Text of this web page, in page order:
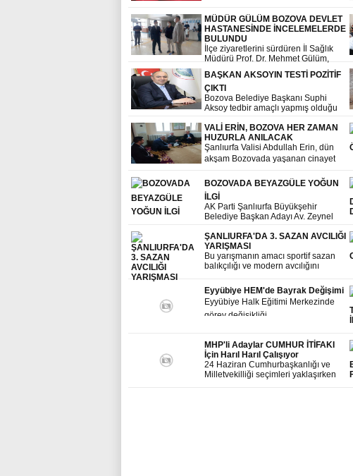
kavgaya dönüştü olayda 1 Kişi
Hayatını Kayıp etti. 1 Kişi ağır
yaralandı.
MÜDÜR GÜLÜM BOZOVA DEVLET
HASTANESİNDE İNCELEMELERDE
BULUNDU
İlçe ziyaretlerini sürdüren İl Sağlık
Müdürü Prof. Dr. Mehmet Gülüm,
Kamu Hastane Hizmeti Başkanı Dr.
Öğretim Üyesi Faruk Günak ile
birlikte Bozova Devlet Hastanesini
ziyaret etti.
BAŞKAN AKSOYIN TESTİ POZİTİF
ÇIKTI
Bozova Belediye Başkanı Suphi
Aksoy tedbir amaçlı yapmış olduğu
VALİ ERİN, BOZOVA HER ZAMAN
HUZURLA ANILACAK
Şanlıurfa Valisi Abdullah Erin, dün
akşam Bozovada yaşanan cinayet
incelemelerde bulundu
BOZOVADA BEYAZGÜLE YOĞUN
İLGİ
AK Parti Şanlıurfa Büyükşehir
Belediye Başkan Adayı Av. Zeynel
kapsamında Bozova ilçesine giderek
Çalışmalarını Sürdürdü
ŞANLIURFA'DA 3. SAZAN AVCILIĞI
YARIŞMASI
Bu yarışmanın amacı sportif sazan
balıkçılığı ve modern avcılığını
ruhunu geliştirmek, çevreye ve
yaban hayatına karşı sorumluluğunu
yaşatmaktır.
Eyyübiye HEM'de Bayrak Değişimi
Eyyübiye Halk Eğitimi Merkezinde
görev değişikliği
MHP'li Adaylar CUMHUR İTİFAKI
İçin Harıl Harıl Çalışıyor
24 Haziran Cumhurbaşkanlığı ve
Milletvekilliği seçimleri yaklaşırken